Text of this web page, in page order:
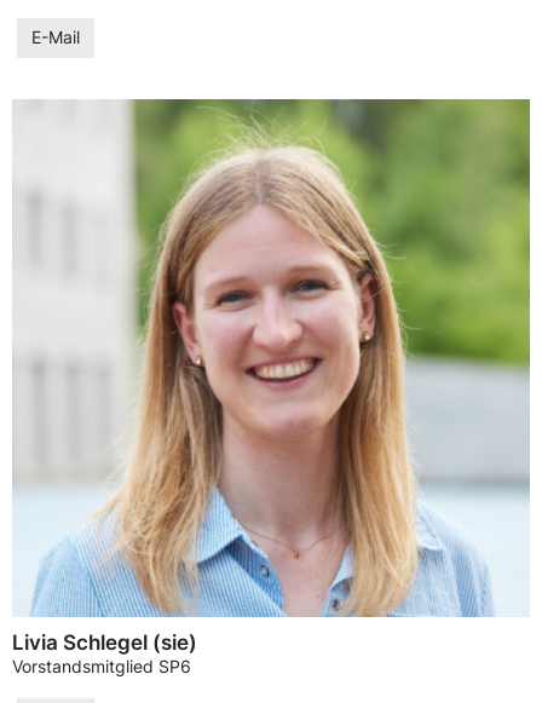
E-Mail
Livia Schlegel (sie)
Vorstandsmitglied SP6